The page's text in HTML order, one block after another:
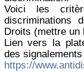
Voici les
discriminations
Droits (mettre
Lien vers la
des
https://